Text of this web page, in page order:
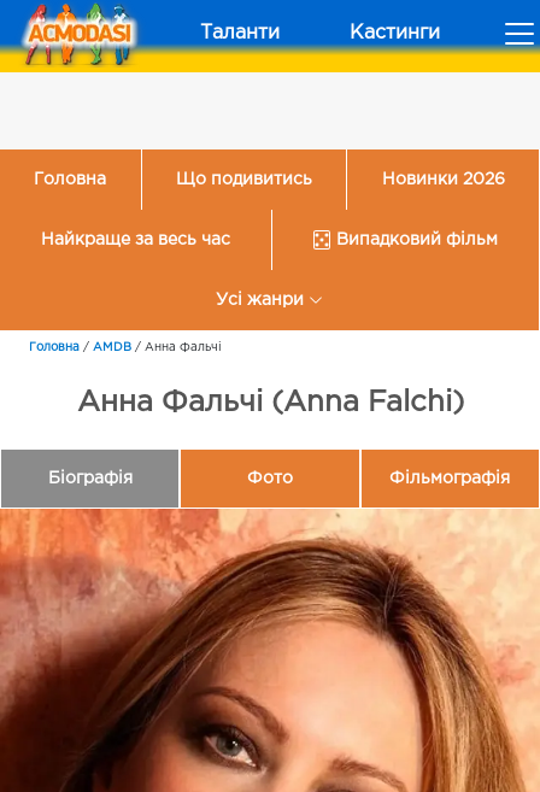
Таланти Кастинги
Головна Що подивитись Новинки 2026
Найкраще за весь час Випадковий фільм
Усі жанри
Головна / AMDB / Анна Фальчі
Анна Фальчі (Anna Falchi)
Біографія Фото Фільмографія